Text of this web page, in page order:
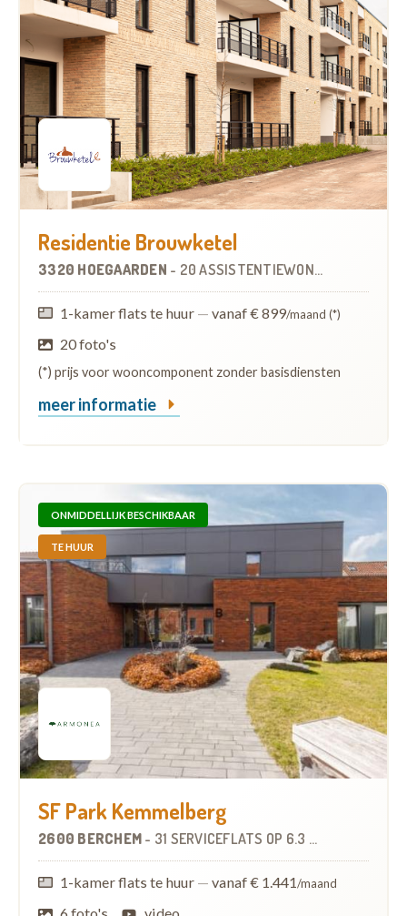
Residentie Brouwketel
3320 HOEGAARDEN - 20 ASSISTENTIEWONINGEN
1-kamer flats te huur — vanaf € 899/maand (*)
20 foto's
(*) prijs voor wooncomponent zonder basisdiensten
meer informatie
ONMIDDELLIJK BESCHIKBAAR
TE HUUR
SF Park Kemmelberg
2600 BERCHEM - 31 SERVICEFLATS OP 6.3 KM
1-kamer flats te huur — vanaf € 1.441/maand